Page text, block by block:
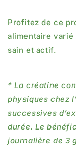
Profitez de ce
alimentaire
sain et actif.
* La créatine
physiques chez
successives
durée. Le
journalière de 3